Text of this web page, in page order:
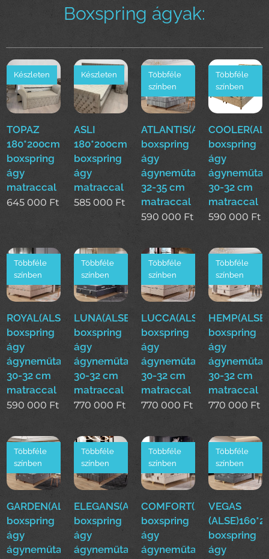
Boxspring ágyak:
TOPAZ
180*200cm
boxspring
ágy
matraccal
Készleten
645 000 Ft
ASLI
180*200cm
boxspring
ágy
matraccal
Készleten
585 000 Ft
ATLANTIS(ALS)160*200cm
boxspring
ágy
ágyneműtartóval
32-35 cm
matraccal
Többféle
színben
590 000 Ft
boxspring
ágy
30-32 cm
matraccal
Többféle
színben
590 000 Ft
ROYAL(ALS)160*200cm
boxspring
ágy
ágyneműtartóval
30-32 cm
matraccal
Többféle
színben
590 000 Ft
LUNA(ALSE)160*200cm
boxspring
ágy
ágyneműtartóval
30-32 cm
matraccal
Többféle
színben
770 000 Ft
LUCCA(ALSE)160*200cm
boxspring
ágy
ágyneműtartóval
30-32 cm
matraccal
Többféle
színben
770 000 Ft
boxspring
ágy
30-32 cm
matraccal
Többféle
színben
770 000 Ft
GARDEN(ALSE)160*200cm
boxspring
ágy
ágyneműtartóval
Többféle
színben
ELEGANS(ALSE)160*200cm
boxspring
ágy
ágyneműtartóval
Többféle
színben
boxspring
ágy
ágyneműtartóval
Többféle
színben
VEGAS
boxspring
ágy
Többféle
színben